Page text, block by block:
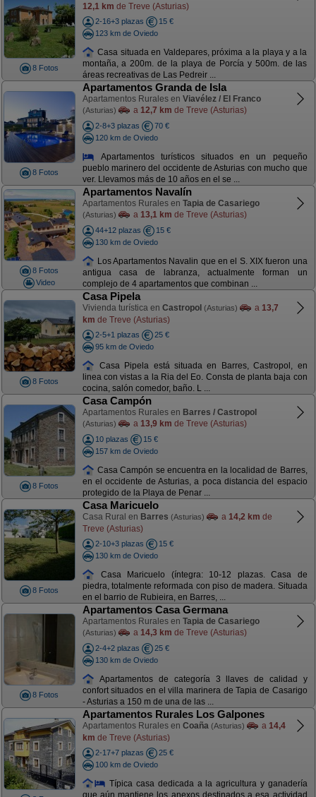
8 Fotos
12,1 km de Treve (Asturias)
2-16+3 plazas
15 €
123 km de Oviedo
Casa situada en Valdepares, próxima a la playa y a la
montaña, a 200m. de la playa de Porcía y 500m. de las
áreas recreativas de Las Pedreir ...
8 Fotos
Apartamentos Granda de Isla
Apartamentos Rurales en Viavélez / El Franco
(Asturias) a 12,7 km de Treve (Asturias)
2-8+3 plazas
70 €
120 km de Oviedo
Apartamentos turísticos situados en un pequeño
pueblo marinero del occidente de Asturias con mucho que
ver. Llevamos más de 10 años en el se ...
8 Fotos
Video
Apartamentos Navalín
Apartamentos Rurales en Tapia de Casariego
(Asturias) a 13,1 km de Treve (Asturias)
44+12 plazas
15 €
130 km de Oviedo
Los Apartamentos Navalin que en el S. XIX fueron una
antigua casa de labranza, actualmente forman un
complejo de 4 apartamentos que combinan ...
8 Fotos
Casa Pipela
Vivienda turística en Castropol (Asturias) a 13,7
km de Treve (Asturias)
2-5+1 plazas
25 €
95 km de Oviedo
Casa Pipela está situada en Barres, Castropol, en
linea con vistas a la Ria del Eo. Consta de planta baja con
cocina, salón comedor, baño. L ...
8 Fotos
Casa Campón
Apartamentos Rurales en Barres / Castropol
(Asturias) a 13,9 km de Treve (Asturias)
10 plazas
15 €
157 km de Oviedo
Casa Campón se encuentra en la localidad de Barres,
en el occidente de Asturias, a poca distancia del espacio
protegido de la Playa de Penar ...
8 Fotos
Casa Maricuelo
Casa Rural en Barres (Asturias) a 14,2 km de
Treve (Asturias)
2-10+3 plazas
15 €
130 km de Oviedo
Casa Maricuelo (íntegra: 10-12 plazas. Casa de
piedra, totalmente reformada con piso de madera. Situada
en el barrio de Rubieira, en Barres, ...
8 Fotos
Apartamentos Casa Germana
Apartamentos Rurales en Tapia de Casariego
(Asturias) a 14,3 km de Treve (Asturias)
2-4+2 plazas
25 €
130 km de Oviedo
Apartamentos de categoría 3 llaves de calidad y
confort situados en el villa marinera de Tapia de Casarigo
- Asturias a 150 m de una de las ...
Apartamentos Rurales Los Galpones
Apartamentos Rurales en Coaña (Asturias) a 14,4
km de Treve (Asturias)
2-17+7 plazas
25 €
100 km de Oviedo
Típica casa dedicada a la agricultura y ganadería